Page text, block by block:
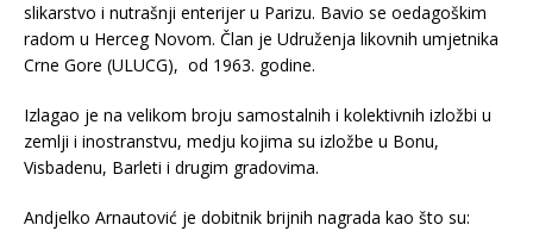
slikarstvo i nutrašnji enterijer u Parizu. Bavio se oedagoškim
radom u Herceg Novom. Član je Udruženja likovnih umjetnika
Crne Gore (ULUCG), od 1963. godine.
Izlagao je na velikom broju samostalnih i kolektivnih izložbi u
zemlji i inostranstvu, medju kojima su izložbe u Bonu,
Visbadenu, Barleti i drugim gradovima.
Andjelko Arnautović je dobitnik brijnih nagrada kao što su: